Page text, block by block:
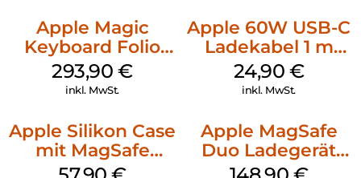
Apple Magic
Keyboard Folio
iPad 10.9″ (10.Gen.)
Weiß
293,90€
inkl. MwSt.
Apple 60W USB-C
Ladekabel 1 m
Weiß
24,90 €
inkl. MwSt.
Apple Silikon Case
mit MagSafe
iPhone 14 Pro
Apple MagSafe
Duo Ladegerät
Weiß